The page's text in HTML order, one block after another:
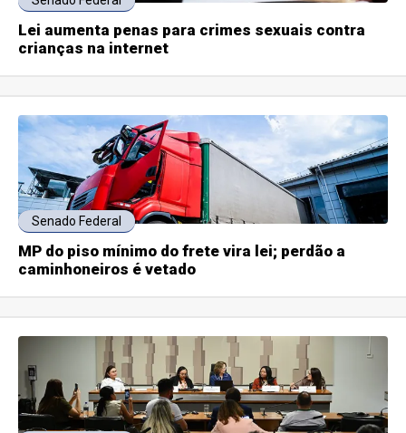
Lei aumenta penas para crimes sexuais contra
crianças na internet
Senado Federal
MP do piso mínimo do frete vira lei; perdão a
caminhoneiros é vetado